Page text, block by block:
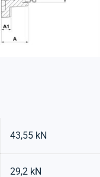
43,55 kN
29,2 kN